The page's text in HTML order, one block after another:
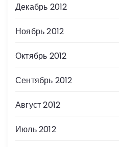
Декабрь 2012
Ноябрь 2012
Октябрь 2012
Сентябрь 2012
Август 2012
Июль 2012